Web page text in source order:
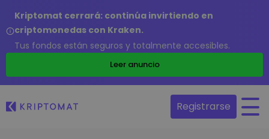
Kriptomat cerrará: continúa invirtiendo en
criptomonedas con Kraken.
Tus fondos están seguros y totalmente accesibles.
Leer anuncio
Registrarse